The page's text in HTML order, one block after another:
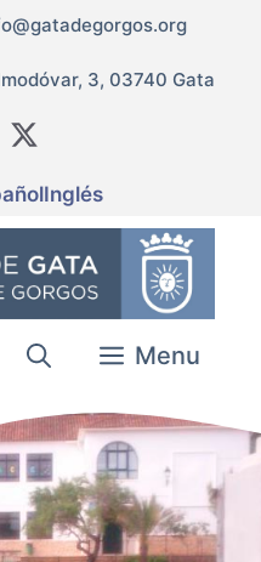
3, 03740 Gata
Inglés
Menu